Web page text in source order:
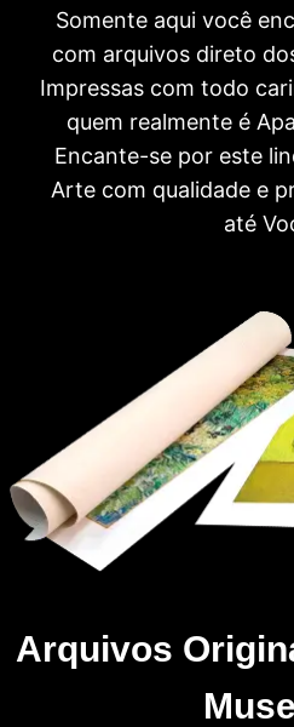
Somente aqui você
com arquivos direto
Impressas com todo
quem realmente é
Encante-se por este
Arte com qualidade e
até
Arquivos